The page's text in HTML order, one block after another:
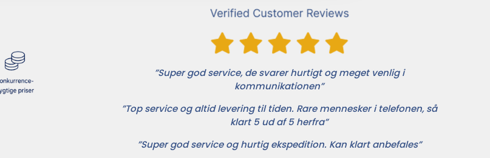
”Super god service, de svarer hurtigt og meget venlig i
kommunikationen”
”Top service og altid levering til tiden. Rare mennesker i telefonen, så
klart 5 ud af 5 herfra”
”Super god service og hurtig ekspedition. Kan klart anbefales”